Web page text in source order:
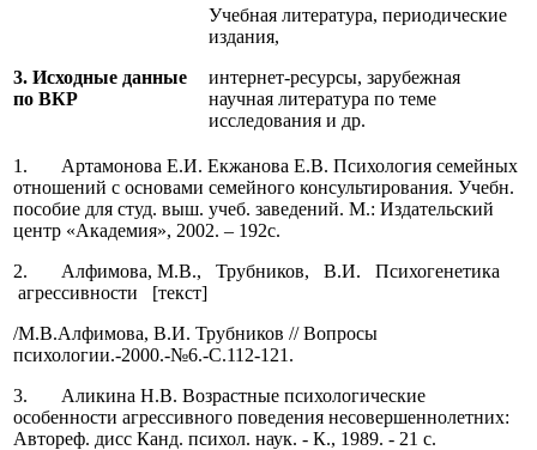
3. Исходные данные
по ВКР
Учебная литература, периодические
издания,
интернет-ресурсы, зарубежная
научная литература по теме
исследования и др.
1. Артамонова Е.И. Екжанова Е.В. Психология семейных
отношений с основами семейного консультирования. Учебн.
пособие для студ. выш. учеб. заведений. М.: Издательский
центр «Академия», 2002. – 192с.
2. Алфимова, М.В., Трубников, В.И. Психогенетика
агрессивности [текст]
/М.В.Алфимова, В.И. Трубников // Вопросы
психологии.-2000.-№6.-С.112-121.
3. Аликина Н.В. Возрастные психологические
особенности агрессивного поведения несовершеннолетних:
Автореф. дисс Канд. психол. наук. - К., 1989. - 21 с.